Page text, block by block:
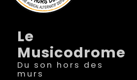
Le
Musicodrome
Du son hors des
murs